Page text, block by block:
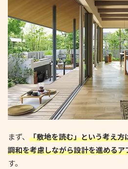
まず、 「敷地を読む」という考え
調和を考慮しながら設計を進めるア
す。